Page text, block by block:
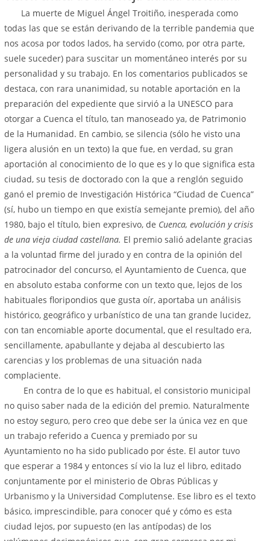
La muerte de Miguel Ángel Troitiño, inesperada como
todas las que se están derivando de la terrible pandemia que
nos acosa por todos lados, ha servido (como, por otra parte,
suele suceder) para suscitar un momentáneo interés por su
personalidad y su trabajo. En los comentarios publicados se
destaca, con rara unanimidad, su notable aportación en la
preparación del expediente que sirvió a la UNESCO para
otorgar a Cuenca el título, tan manoseado ya, de Patrimonio
de la Humanidad. En cambio, se silencia (sólo he visto una
ligera alusión en un texto) la que fue, en verdad, su gran
aportación al conocimiento de lo que es y lo que significa esta
ciudad, su tesis de doctorado con la que a renglón seguido
ganó el premio de Investigación Histórica “Ciudad de Cuenca”
(sí, hubo un tiempo en que existía semejante premio), del año
1980, bajo el título, bien expresivo, de Cuenca, evolución y crisis
de una vieja ciudad castellana. El premio salió adelante gracias
a la voluntad firme del jurado y en contra de la opinión del
patrocinador del concurso, el Ayuntamiento de Cuenca, que
en absoluto estaba conforme con un texto que, lejos de los
habituales floripondios que gusta oír, aportaba un análisis
histórico, geográfico y urbanístico de una tan grande lucidez,
con tan encomiable aporte documental, que el resultado era,
sencillamente, apabullante y dejaba al descubierto las
carencias y los problemas de una situación nada
complaciente.
En contra de lo que es habitual, el consistorio municipal
no quiso saber nada de la edición del premio. Naturalmente
no estoy seguro, pero creo que debe ser la única vez en que
un trabajo referido a Cuenca y premiado por su
Ayuntamiento no ha sido publicado por éste. El autor tuvo
que esperar a 1984 y entonces sí vio la luz el libro, editado
conjuntamente por el ministerio de Obras Públicas y
Urbanismo y la Universidad Complutense. Ese libro es el texto
básico, imprescindible, para conocer qué y cómo es esta
ciudad lejos, por supuesto (en las antípodas) de los